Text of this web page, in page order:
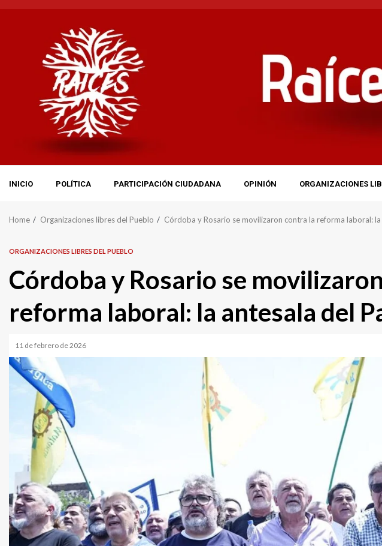
INICIO POLÍTICA PARTICIPACIÓN CIUDADANA OPINIÓN ORGANIZACIONES
Home Organizaciones libres del Pueblo Córdoba y Rosario se movilizaron contra la reforma laboral:
ORGANIZACIONES LIBRES DEL PUEBLO
Córdoba y Rosario se
reforma laboral: la antesala del
11 de febrero de 2026